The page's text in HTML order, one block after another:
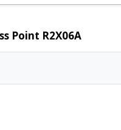
R2X06AcủaArubaphân
Kỹ Thuật Vtech.
Point R2X06A